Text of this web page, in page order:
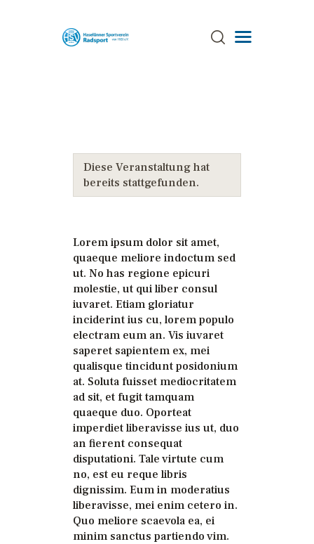
TERMINE
AKTUELLES
GALERIE
STRECKEN
ANSPRECHPARTNER
Diese Veranstaltung hat
bereits stattgefunden.
Lorem ipsum dolor sit amet,
quaeque meliore indoctum sed
ut. No has regione epicuri
molestie, ut qui liber consul
iuvaret. Etiam gloriatur
inciderint ius cu, lorem populo
electram eum an. Vis iuvaret
saperet sapientem ex, mei
qualisque tincidunt posidonium
at. Soluta fuisset mediocritatem
ad sit, et fugit tamquam
quaeque duo. Oporteat
imperdiet liberavisse ius ut, duo
an fierent consequat
disputationi. Tale virtute cum
no, est eu reque libris
dignissim. Eum in moderatius
liberavisse, mei enim cetero in.
Quo meliore scaevola ea, ei
minim sanctus partiendo vim.